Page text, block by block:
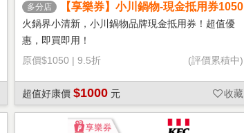
多分店
【享樂券】小川鍋物-現金抵用券1050
元(一次型)
火鍋界小清新，小川鍋物品牌現金抵用券！超值優
惠，即買即用！
原價$1050 | 9.5折 (評價累積中)
超值好康價 $1000 元 收藏